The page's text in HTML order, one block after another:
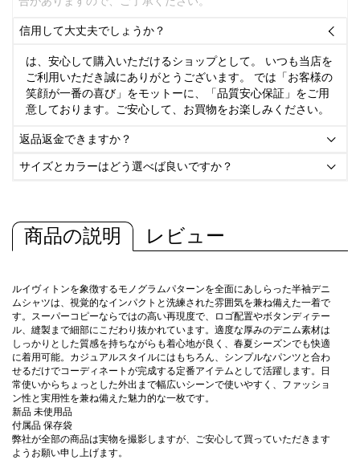
信用して大丈夫でしょうか？ 
は、安心して購入いただけるショップとして。 いつも当店を
ご利用いただき誠にありがとうございます。 では「お客様の
笑顔が一番の喜び」をモットーに、「品質安心保証」をご用
意しております。ご安心して、お買物をお楽しみください。
返品返金できますか？ 
サイズとカラーはどう選べば良いですか？ 
商品の説明 レビュー
ルイヴィトンを象徴するモノグラムパターンを全面にあしらった半袖デニ
ムシャツは、視覚的なインパクトと洗練された雰囲気を兼ね備えた一着で
す。スーパーコピーならではの高い再現度で、ロゴ配置やボタンディテー
ル、縫製まで細部にこだわり抜かれています。適度な厚みのデニム素材は
しっかりとした質感を持ちながらも着心地が良く、春夏シーズンでも快適
に着用可能。カジュアルスタイルにはもちろん、シンプルなパンツと合わ
せるだけでコーディネートが完成する定番アイテムとして活躍します。日
常使いからちょっとした外出まで幅広いシーンで使いやすく、ファッショ
ン性と実用性を兼ね備えた魅力的な一枚です。
新品 未使用品
付属品 保存袋
弊社が全部の商品は実物を撮影しますが、ご安心して買っていただきます
ようお願い申し上げます。